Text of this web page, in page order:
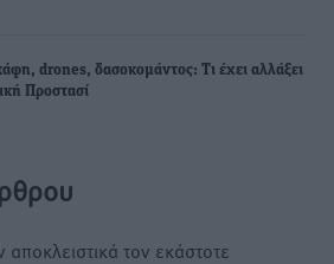
drones, δασοκομάντος: Τι έχει αλλάξει
Προστασί
τον εκάστοτε